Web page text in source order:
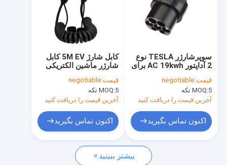
فیلم های
درباره ما
کنترل کیفیت
درخواست نقل قول
کابل شارژ 5M EV کابل
شارژر ماشین الکتریکی
Type2 Plug 32A 7kW
با کیسه ذخیره سازی
قیمت:negotiable
MOQ:5 تکه
آخرین قیمت را دریافت کنید
اکنون تماس بگیرید
سوپرشارژر TESLA نوع
2 آداپتور AC 19kwh برای
قیمت:negotiable
MOQ:5 تکه
آخرین قیمت را دریافت کنید
اکنون تماس بگیرید
بیشتر ببینید